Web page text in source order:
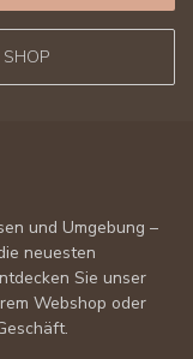
und Umgebung –
neuesten
Sie unser
Webshop oder